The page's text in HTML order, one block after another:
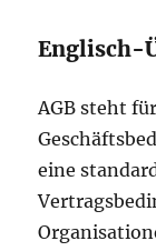
Englisch-
AGB steht
eine